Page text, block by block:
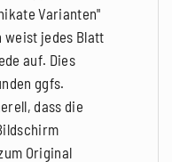
Varianten"
weist jedes Blatt
auf. Dies
ggfs.
dass die
Original